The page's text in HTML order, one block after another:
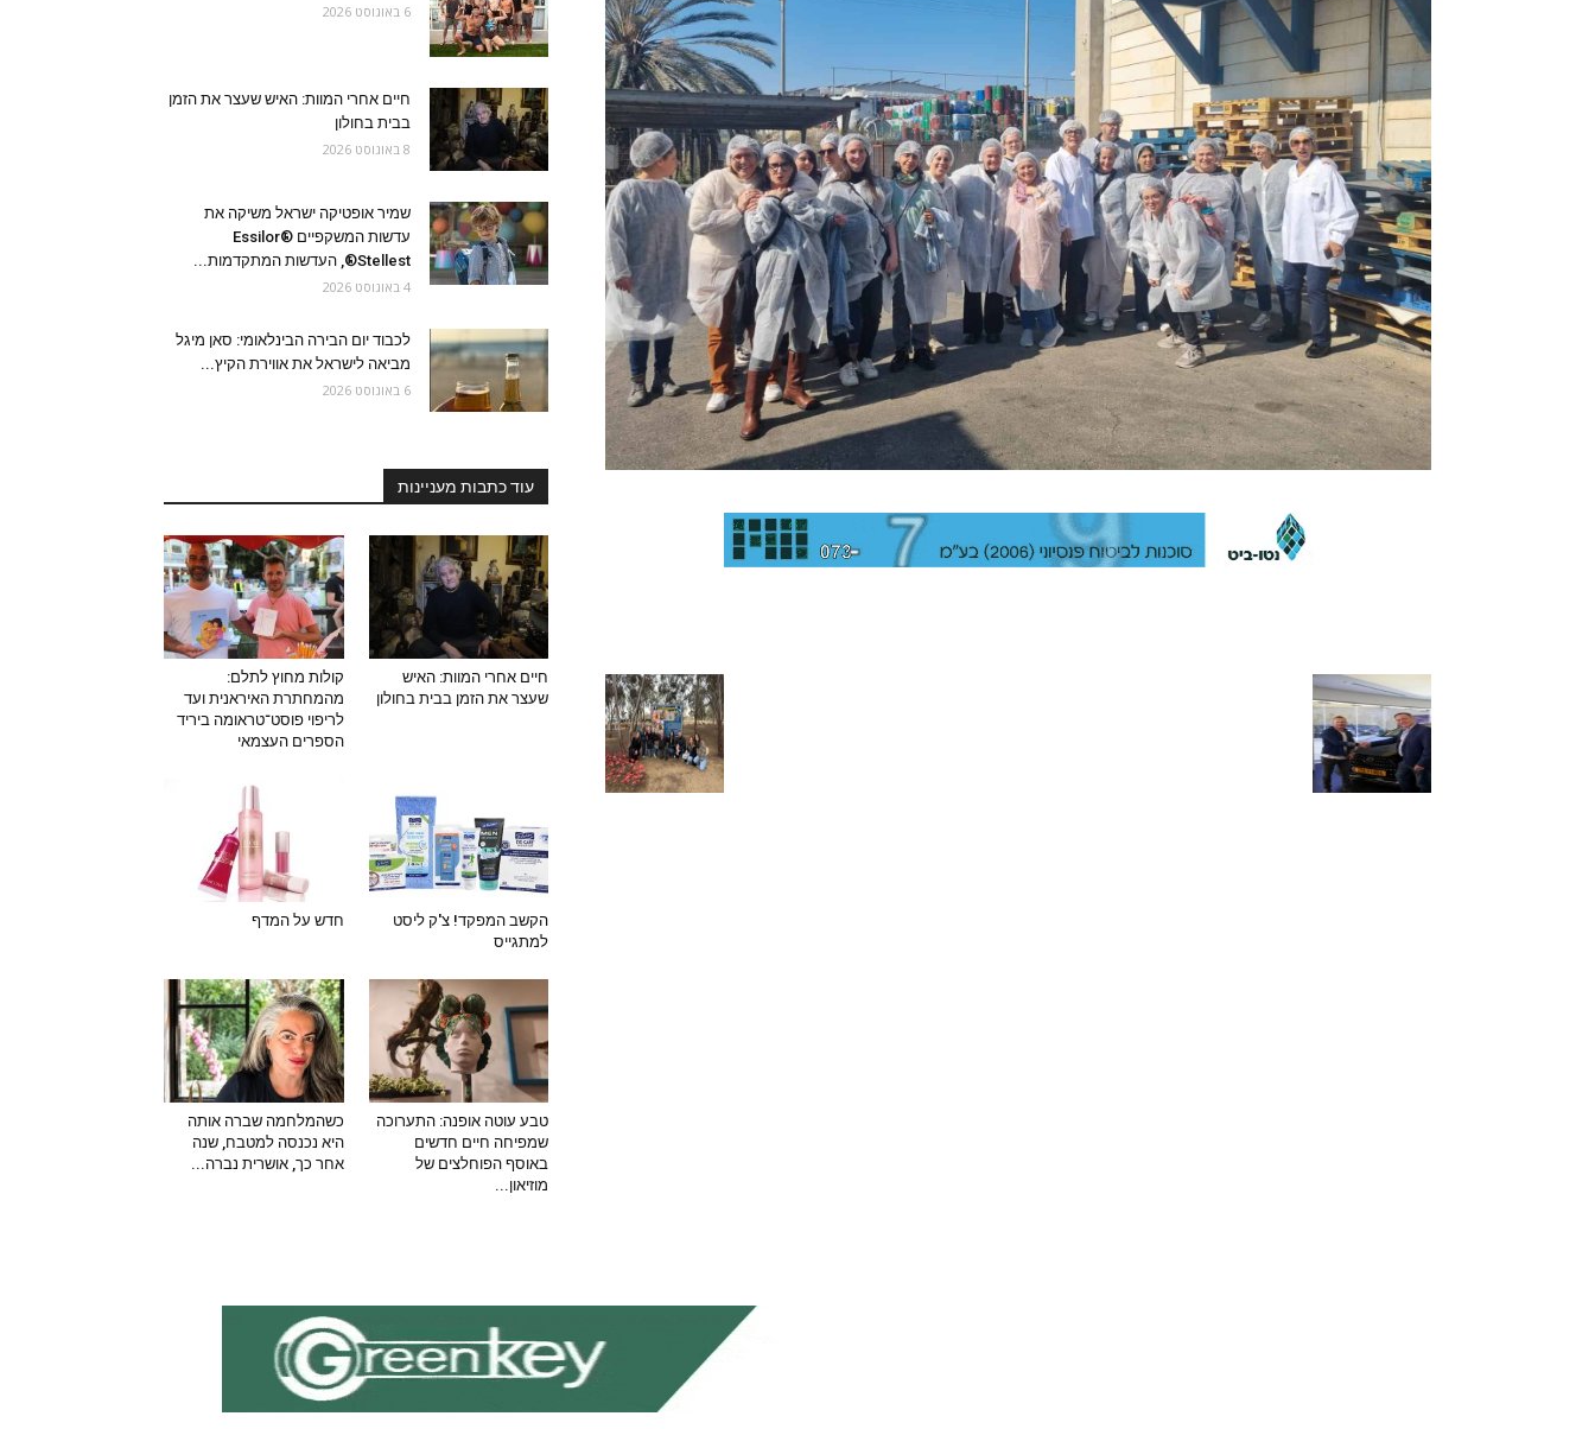
6 באוגוסט 2026
חיים אחרי המוות: האיש שעצר את הזמן
בבית בחולון
8 באוגוסט 2026
שמיר אופטיקה ישראל משיקה את
עדשות המשקפיים Essilor®
Stellest®, העדשות המתקדמות...
4 באוגוסט 2026
לכבוד יום הבירה הבינלאומי: סאן מיגל
מביאה לישראל את אווירת הקיץ...
6 באוגוסט 2026
עוד כתבות מעניינות
חיים אחרי המוות: האיש
שעצר את הזמן בבית בחולון
קולות מחוץ לתלם:
מהמחתרת האיראנית ועד
לריפוי פוסט־טראומה ביריד
הספרים העצמאי
הקשב המפקד! צ'ק ליסט
למתגייס
חדש על המדף
טבע עוטה אופנה: התערוכה
שמפיחה חיים חדשים
באוסף הפוחלצים של
מוזיאון...
כשהמלחמה שברה אותה
היא נכנסה למטבח, שנה
אחר כך, אושרית נברה...